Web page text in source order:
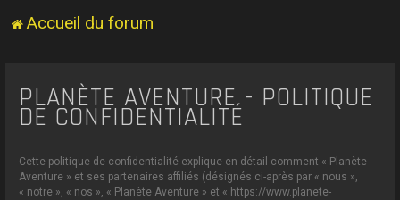
Accueil du forum
PLANÈTE AVENTURE - POLITIQUE
DE CONFIDENTIALITÉ
Cette politique de confidentialité explique en détail comment « Planète
Aventure » et ses partenaires affiliés (désignés ci-après par « nous »,
« notre », « nos », « Planète Aventure » et « https://www.planete-